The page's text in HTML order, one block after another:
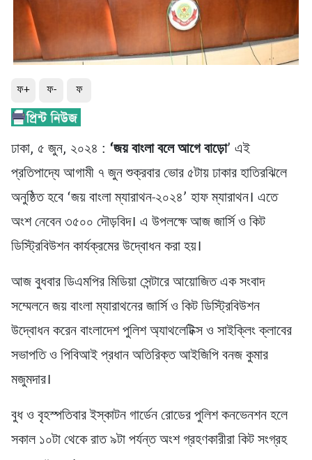
ফ+ ফ- ফ
ঢাকা, ৫ জুন, ২০২৪ : ‘জয় বাংলা বলে আগে বাড়ো’ এই
প্রতিপাদ্যে আগামী ৭ জুন শুক্রবার ভোর ৫টায় ঢাকার হাতিরঝিলে
অনুষ্ঠিত হবে ‘জয় বাংলা ম্যারাথন-২০২৪’ হাফ ম্যারাথন। এতে
অংশ নেবেন ৩৫০০ দৌড়বিদ। এ উপলক্ষে আজ জার্সি ও কিট
ডিস্ট্রিবিউশন কার্যক্রমের উদ্বোধন করা হয়।
আজ বুধবার ডিএমপির মিডিয়া সেন্টারে আয়োজিত এক সংবাদ
সম্মেলনে জয় বাংলা ম্যারাথনের জার্সি ও কিট ডিস্ট্রিবিউশন
উদ্বোধন করেন বাংলাদেশ পুলিশ অ্যাথলেটিক্স ও সাইক্লিং ক্লাবের
সভাপতি ও পিবিআই প্রধান অতিরিক্ত আইজিপি বনজ কুমার
মজুমদার।
বুধ ও বৃহস্পতিবার ইস্কাটন গার্ডেন রোডের পুলিশ কনভেনশন হলে
সকাল ১০টা থেকে রাত ৯টা পর্যন্ত অংশ গ্রহণকারীরা কিট সংগ্রহ